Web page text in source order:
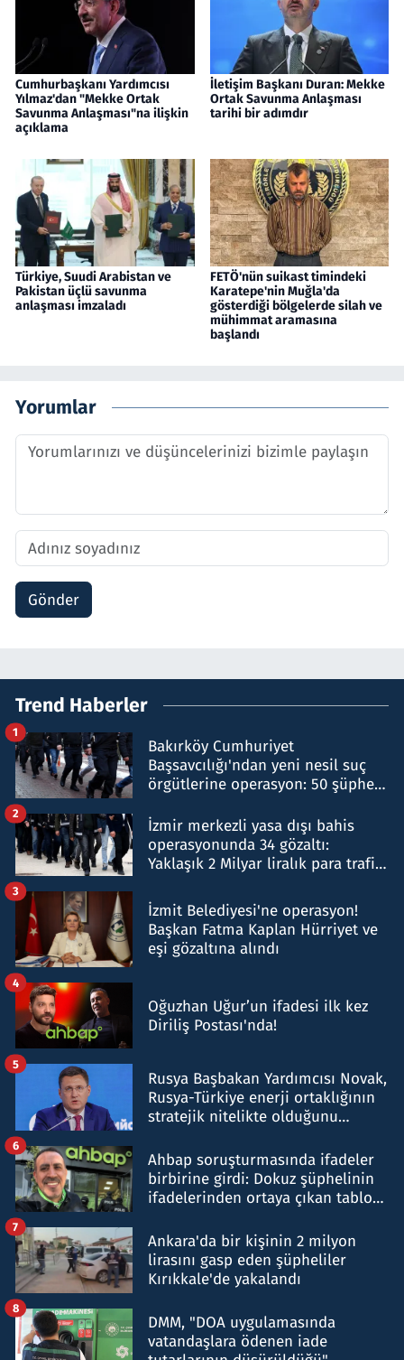
Cumhurbaşkanı Yardımcısı
Yılmaz'dan "Mekke Ortak
Savunma Anlaşması"na ilişkin
açıklama
İletişim Başkanı Duran: Mekke
Ortak Savunma Anlaşması
tarihi bir adımdır
Türkiye, Suudi Arabistan ve
Pakistan üçlü savunma
anlaşması imzaladı
FETÖ'nün suikast timindeki
Karatepe'nin Muğla'da
gösterdiği bölgelerde silah ve
mühimmat aramasına
başlandı
Yorumlar
Gönder
Trend Haberler
Bakırköy Cumhuriyet
Başsavcılığı'ndan yeni nesil suç
örgütlerine operasyon: 50 şüpheli
1
İzmir merkezli yasa dışı bahis
operasyonunda 34 gözaltı:
Yaklaşık 2 Milyar liralık para trafiği
2
İzmit Belediyesi'ne operasyon!
Başkan Fatma Kaplan Hürriyet ve
eşi gözaltına alındı
3
Oğuzhan Uğur’un ifadesi ilk kez
Diriliş Postası'nda!
4
Rusya Başbakan Yardımcısı Novak,
Rusya-Türkiye enerji ortaklığının
stratejik nitelikte olduğunu
5
Ahbap soruşturmasında ifadeler
birbirine girdi: Dokuz şüphelinin
ifadelerinden ortaya çıkan tablo
6
Ankara'da bir kişinin 2 milyon
lirasını gasp eden şüpheliler
Kırıkkale'de yakalandı
7
DMM, "DOA uygulamasında
vatandaşlara ödenen iade
8